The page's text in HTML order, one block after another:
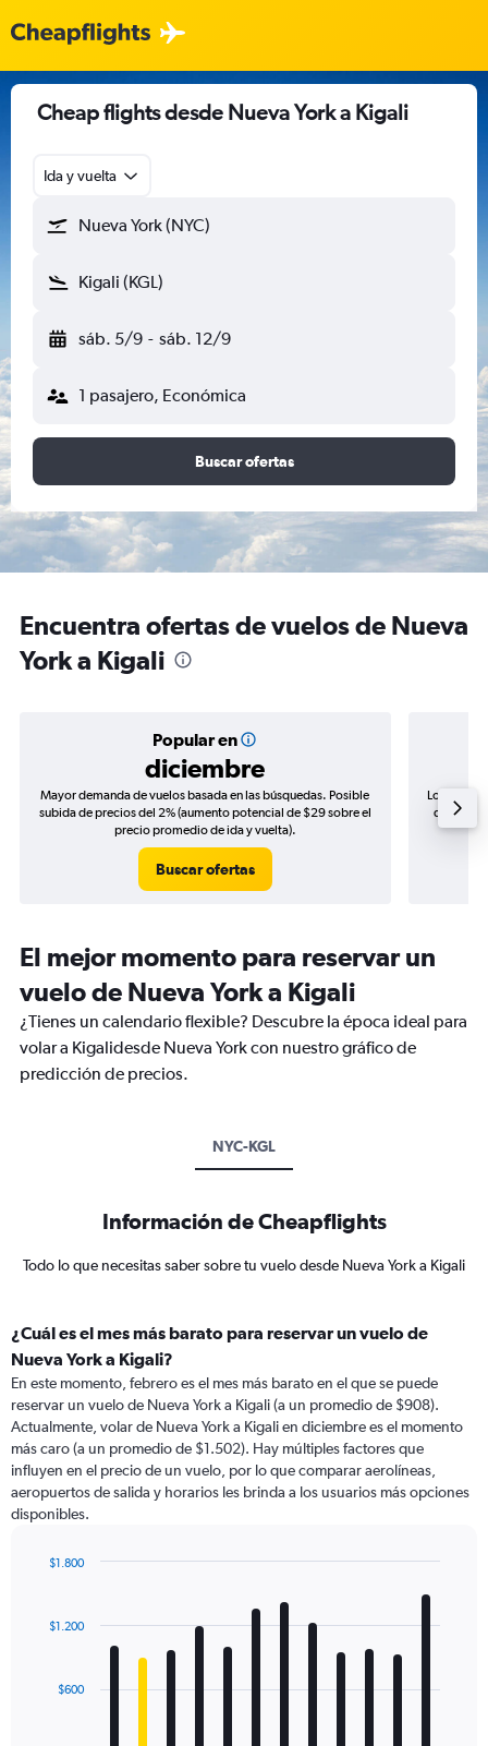
Cheap flights desde Nueva York a Kigali
Ida y vuelta
Nueva York (NYC)
Kigali (KGL)
sáb. 5/9 - sáb. 12/9
1 pasajero, Económica
Buscar ofertas
Encuentra ofertas de vuelos de Nueva
York a Kigali
Popular en
diciembre
Mayor demanda de vuelos basada en las búsquedas. Posible
subida de precios del 2% (aumento potencial de $29 sobre el
precio promedio de ida y vuelta).
Buscar ofertas
Los
de
El mejor momento para reservar un
vuelo de Nueva York a Kigali
¿Tienes un calendario flexible? Descubre la época ideal para
volar a Kigalidesde Nueva York con nuestro gráfico de
predicción de precios.
NYC-KGL
Información de Cheapflights
Todo lo que necesitas saber sobre tu vuelo desde Nueva York a Kigali
¿Cuál es el mes más barato para reservar un vuelo de
Nueva York a Kigali?
En este momento, febrero es el mes más barato en el que se puede
reservar un vuelo de Nueva York a Kigali (a un promedio de $908).
Actualmente, volar de Nueva York a Kigali en diciembre es el momento
más caro (a un promedio de $1.502). Hay múltiples factores que
influyen en el precio de un vuelo, por lo que comparar aerolíneas,
aeropuertos de salida y horarios les brinda a los usuarios más opciones
disponibles.
with
12
The$600
$1.200
$1.800